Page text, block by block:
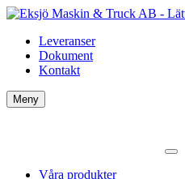
Leveranser
Dokument
Kontakt
Meny
Våra produkter